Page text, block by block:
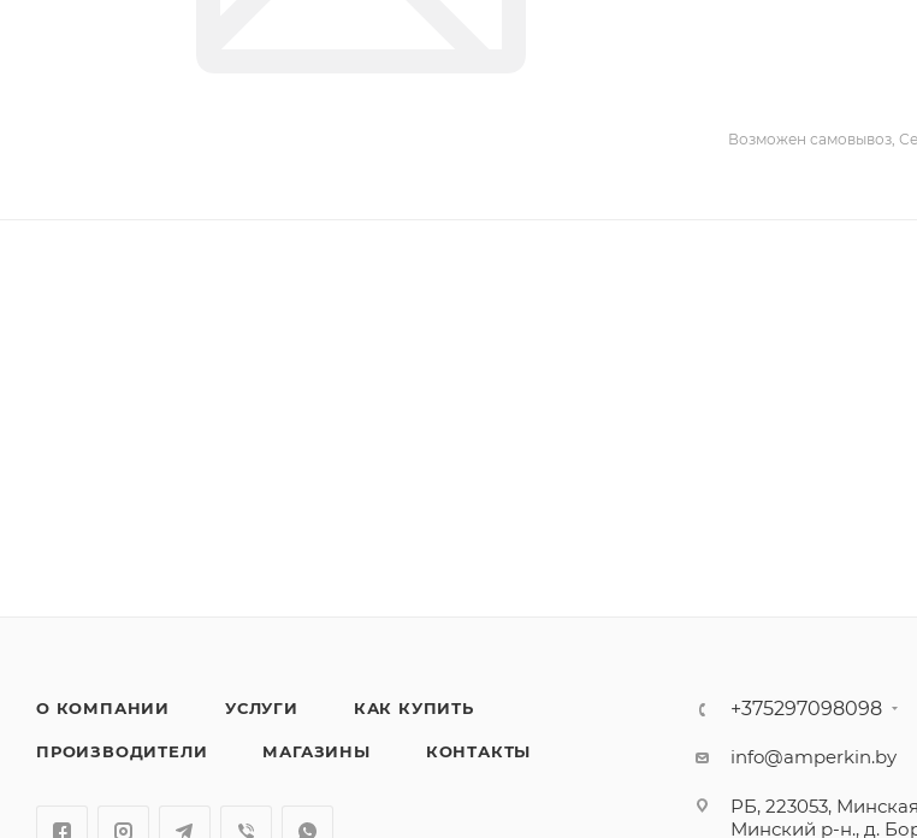
Возможен самовывоз,
О КОМПАНИИ УСЛУГИ КАК КУПИТЬ
ПРОИЗВОДИТЕЛИ МАГАЗИНЫ КОНТАКТЫ
+375297098098
info@amperkin.by
РБ, 223053,
Минский р-н., д.